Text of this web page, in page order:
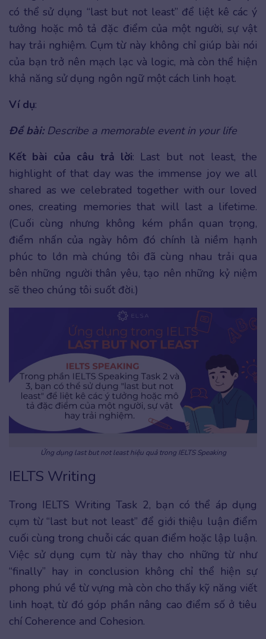
có thể sử dụng “last but not least” để liệt kê các ý
tưởng hoặc mô tả đặc điểm của một người, sự vật
hay trải nghiệm. Cụm từ này không chỉ giúp bài nói
của bạn trở nên mạch lạc và logic, mà còn thể hiện
khả năng sử dụng ngôn ngữ một cách linh hoạt.
Ví dụ:
Đề bài:Describe a memorable event in your life
Kết bài của câu trả lời: Last but not least, the
highlight of that day was the immense joy we all
shared as we celebrated together with our loved
ones, creating memories that will last a lifetime.
(Cuối cùng nhưng không kém phần quan trọng,
điểm nhấn của ngày hôm đó chính là niềm hạnh
phúc to lớn mà chúng tôi đã cùng nhau trải qua
bên những người thân yêu, tạo nên những kỷ niệm
sẽ theo chúng tôi suốt đời.)
Ứng dụng last but not least hiệu quả trong IELTS Speaking
IELTS Writing
Trong IELTS Writing Task 2, bạn có thể áp dụng
cụm từ “last but not least” để giới thiệu luận điểm
cuối cùng trong chuỗi các quan điểm hoặc lập luận.
Việc sử dụng cụm từ này thay cho những từ như
“finally” hay in conclusion không chỉ thể hiện sự
phong phú về từ vựng mà còn cho thấy kỹ năng viết
linh hoạt, từ đó góp phần nâng cao điểm số ở tiêu
chí Coherence and Cohesion.